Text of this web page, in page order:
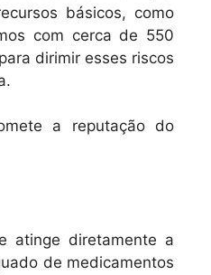
básicos, como
com cerca de 550
dirimir esses riscos
a reputação do
atinge diretamente a
de medicamentos